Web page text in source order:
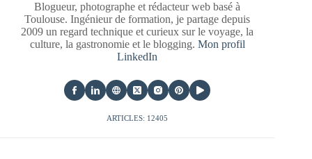
Blogueur, photographe et rédacteur web basé à
Toulouse. Ingénieur de formation, je partage depuis
2009 un regard technique et curieux sur le voyage, la
culture, la gastronomie et le blogging. Mon profil
LinkedIn
ARTICLES: 12405